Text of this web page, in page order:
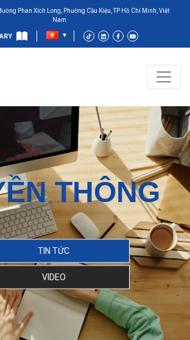
Phan Xích Long, Phường Cầu Kiệu, TP Hồ Chí Minh, Việt
Nam
THÔNG
TIN TỨC
VIDEO